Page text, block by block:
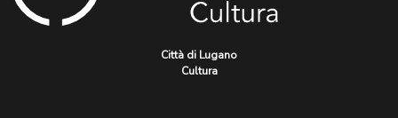
Città di Lugano
Cultura